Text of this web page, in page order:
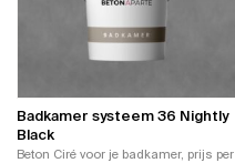
Badkamer systeem 36 Nightly
Black
Beton Ciré voor je badkamer, prijs per